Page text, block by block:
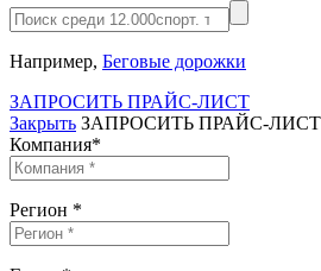
Например, Беговые дорожки
ЗАПРОСИТЬ ПРАЙС-ЛИСТ
Закрыть ЗАПРОСИТЬ ПРАЙС-ЛИСТ
Компания*
Регион *